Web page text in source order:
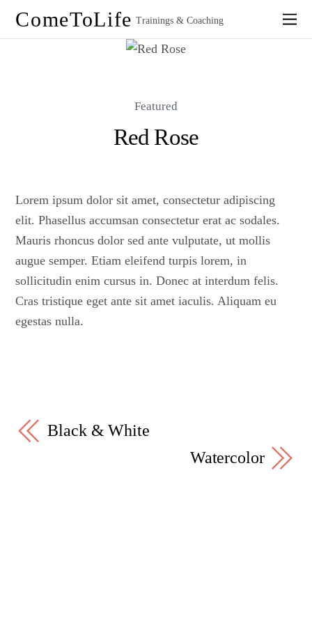
ComeToLife Trainings & Coaching
Featured
Red Rose
Lorem ipsum dolor sit amet, consectetur adipiscing
elit. Phasellus accumsan consectetur erat ac sodales.
Mauris rhoncus dolor sed ante vulputate, ut mollis
augue semper. Etiam eleifend turpis lorem, in
sollicitudin enim cursus in. Donec at interdum felis.
Cras tristique eget ante sit amet iaculis. Aliquam eu
egestas nulla.
Black & White
Watercolor